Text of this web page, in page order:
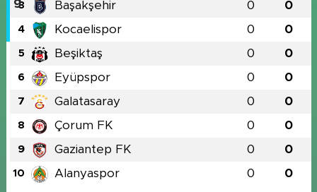
3 Başakşehir 0 0
4 Kocaelispor 0 0
5 Beşiktaş 0 0
6 Eyüpspor 0 0
7 Galatasaray 0 0
8 Çorum FK 0 0
9 Gaziantep FK 0 0
10 Alanyaspor 0 0